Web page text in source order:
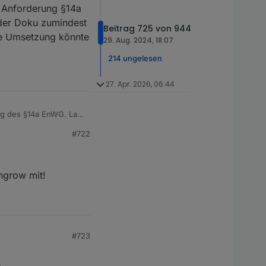
vor...
§14a
Doku zumindest
Umsetzung könnte
§14a EnWG. Laut
aus dem Netz
befragt zucken
aber auch
es wohl EEbus
sicherlich Off-
#722
mit!
#723
Beitrag 725 von 944
29. Aug. 2024, 18:07
214 ungelesen
27. Apr. 2026, 06:44